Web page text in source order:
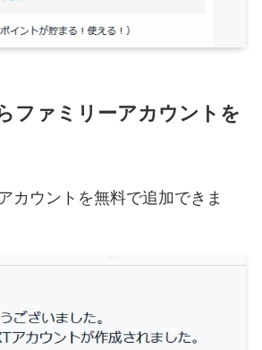
ファミリーアカウントを
カウントを無料で追加できま